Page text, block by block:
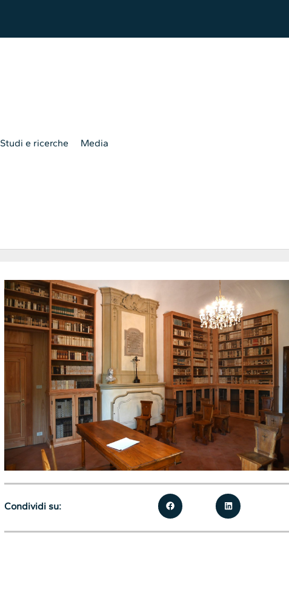
Studi e ricerche Media
Condividi su: